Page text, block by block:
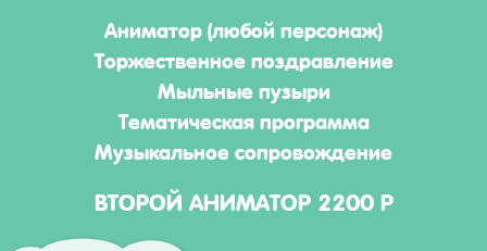
Аниматор (любой персонаж)
Торжественное поздравление
Мыльные пузыри
Тематическая программа
Музыкальное сопровождение
ВТОРОЙ АНИМАТОР 2200 Р